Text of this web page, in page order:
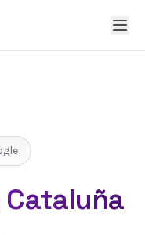
Cataluña